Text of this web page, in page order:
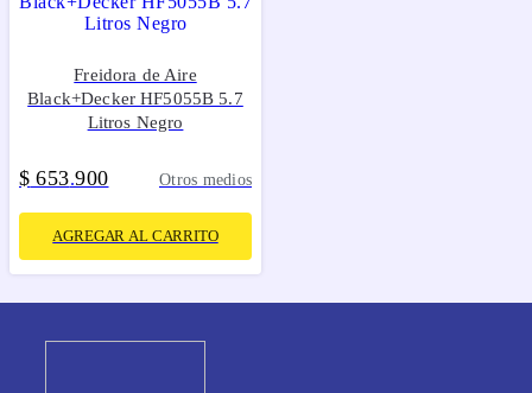
Freidora de Aire
Black+Decker HF5055B 5.7
Litros Negro
$ 653.900 Otros medios
AGREGAR AL CARRITO